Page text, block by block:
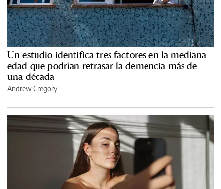
Un estudio identifica tres factores en la mediana
edad que podrían retrasar la demencia más de
una década
Andrew Gregory